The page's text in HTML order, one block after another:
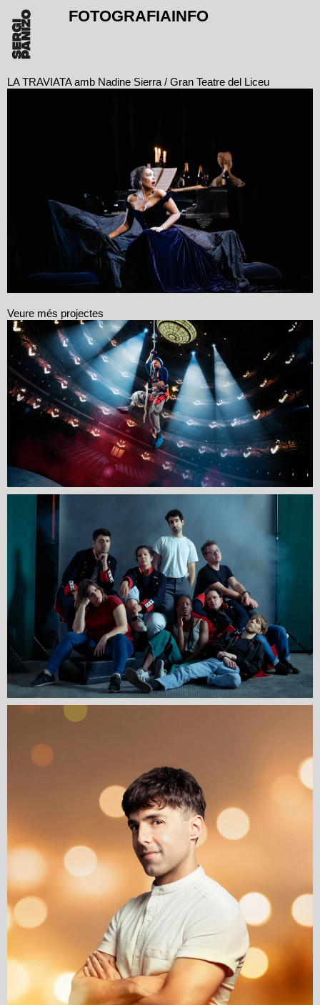
FOTOGRAFIAINFO
LA TRAVIATA amb Nadine Sierra / Gran Teatre del Liceu
Veure més projectes